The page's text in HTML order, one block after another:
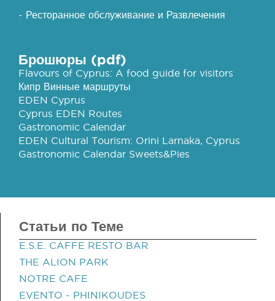
- Ресторанное обслуживание и Развлечения
Брошюры (pdf)
Flavours of Cyprus: A food guide for visitors
Кипр Винные маршруты
EDEN Cyprus
Cyprus EDEN Routes
Gastronomic Calendar
EDEN Cultural Tourism: Orini Larnaka, Cyprus
Gastronomic Calendar Sweets&Pies
Статьи по Теме
E.S.E. CAFFE RESTO BAR
THE ALION PARK
NOTRE CAFE
EVENTO - PHINIKOUDES